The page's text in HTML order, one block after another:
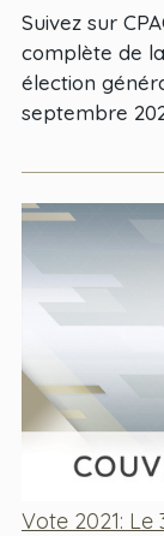
Suivez sur
complète de
élection
septembre
Vote 2021: Le